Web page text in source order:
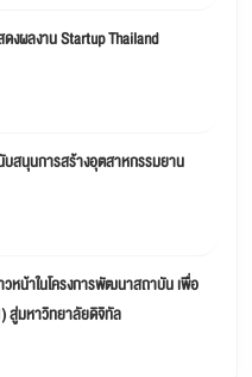
งผลงาน Startup Thailand
บสนุนการสร้างอุตสาหกรรมยาน
หน้าในโครงการพัฒนาสถาบัน เพื่อ
สู่มหาวิทยาลัยดิจิทัล